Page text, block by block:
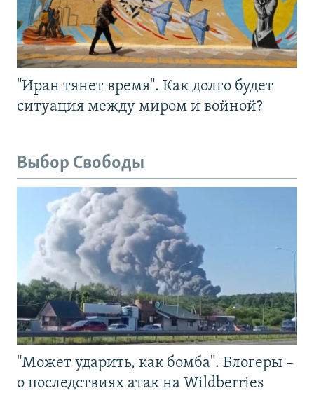
"Иран тянет время". Как долго будет
ситуация между миром и войной?
Выбор Свободы
"Может ударить, как бомба". Блогеры –
о последствиях атак на Wildberries